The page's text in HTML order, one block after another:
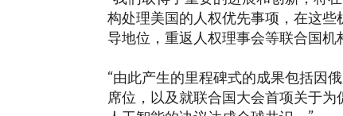
构处理美国的人权优先事项，在这
导地位，重返人权理事会等联合国机
“由此产生的里程碑式的成果包括因
席位，以及就联合国大会首项关于